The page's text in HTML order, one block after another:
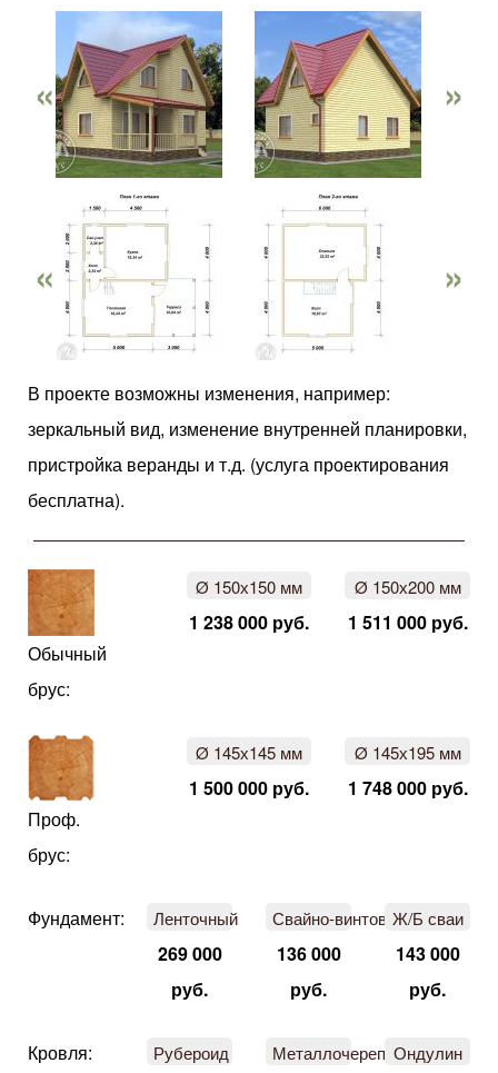
В проекте возможны изменения, например:
зеркальный вид, изменение внутренней планировки,
пристройка веранды и т.д. (услуга проектирования
бесплатна).
Обычный
брус:
Ø 150х150 мм
1 238 000 руб.
Ø 150х200 мм
1 511 000 руб.
Проф.
брус:
Ø 145х145 мм
1 500 000 руб.
Ø 145х195 мм
1 748 000 руб.
Фундамент: Ленточный
269 000
руб.
Свайно-винтовой
136 000
руб.
Ж/Б сваи
143 000
руб.
Кровля: Рубероид МеталлочерепицаОндулин